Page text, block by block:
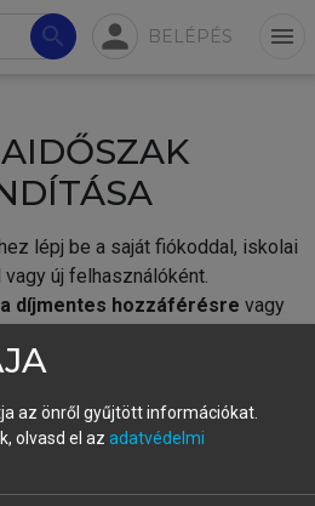
search person BELÉPÉS menu
lépj be a saját fiókoddal, iskolai
új felhasználóként.
díjmentes hozzáférésre vagy
hozz létre új fiókot.
automatikusan
az önről gyűjtött információkat.
olvasd el az adatvédelmi